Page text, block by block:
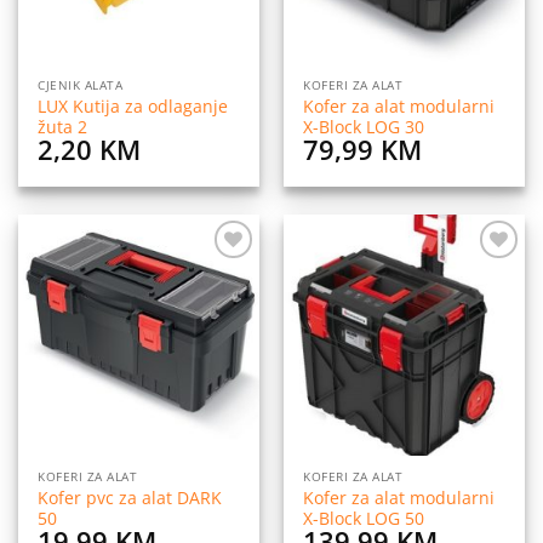
CJENIK ALATA
LUX Kutija za odlaganje
žuta 2
2,20 KM
KOFERI ZA ALAT
Kofer za alat modularni
X-Block LOG 30
79,99 KM
Dodaj
na
listu
želja
KOFERI ZA ALAT
Kofer pvc za alat DARK
50
na
listu
želja
KOFERI ZA ALAT
Kofer za alat modularni
X-Block LOG 50